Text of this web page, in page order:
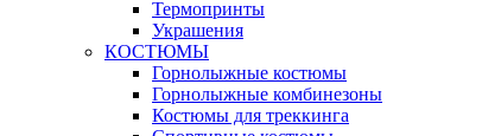
Термопринты
Украшения
КОСТЮМЫ
Горнолыжные костюмы
Горнолыжные комбинезоны
Костюмы для треккинга